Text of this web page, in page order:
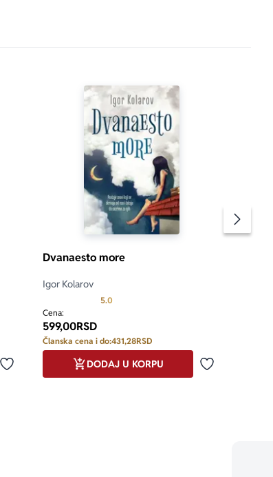
Dodaj u omiljene
Dvanaesto more
Igor Kolarov
5.0
Cena:
599,00RSD
Članska cena i do:431,28RSD
Dodaj u
DODAJ U KORPU